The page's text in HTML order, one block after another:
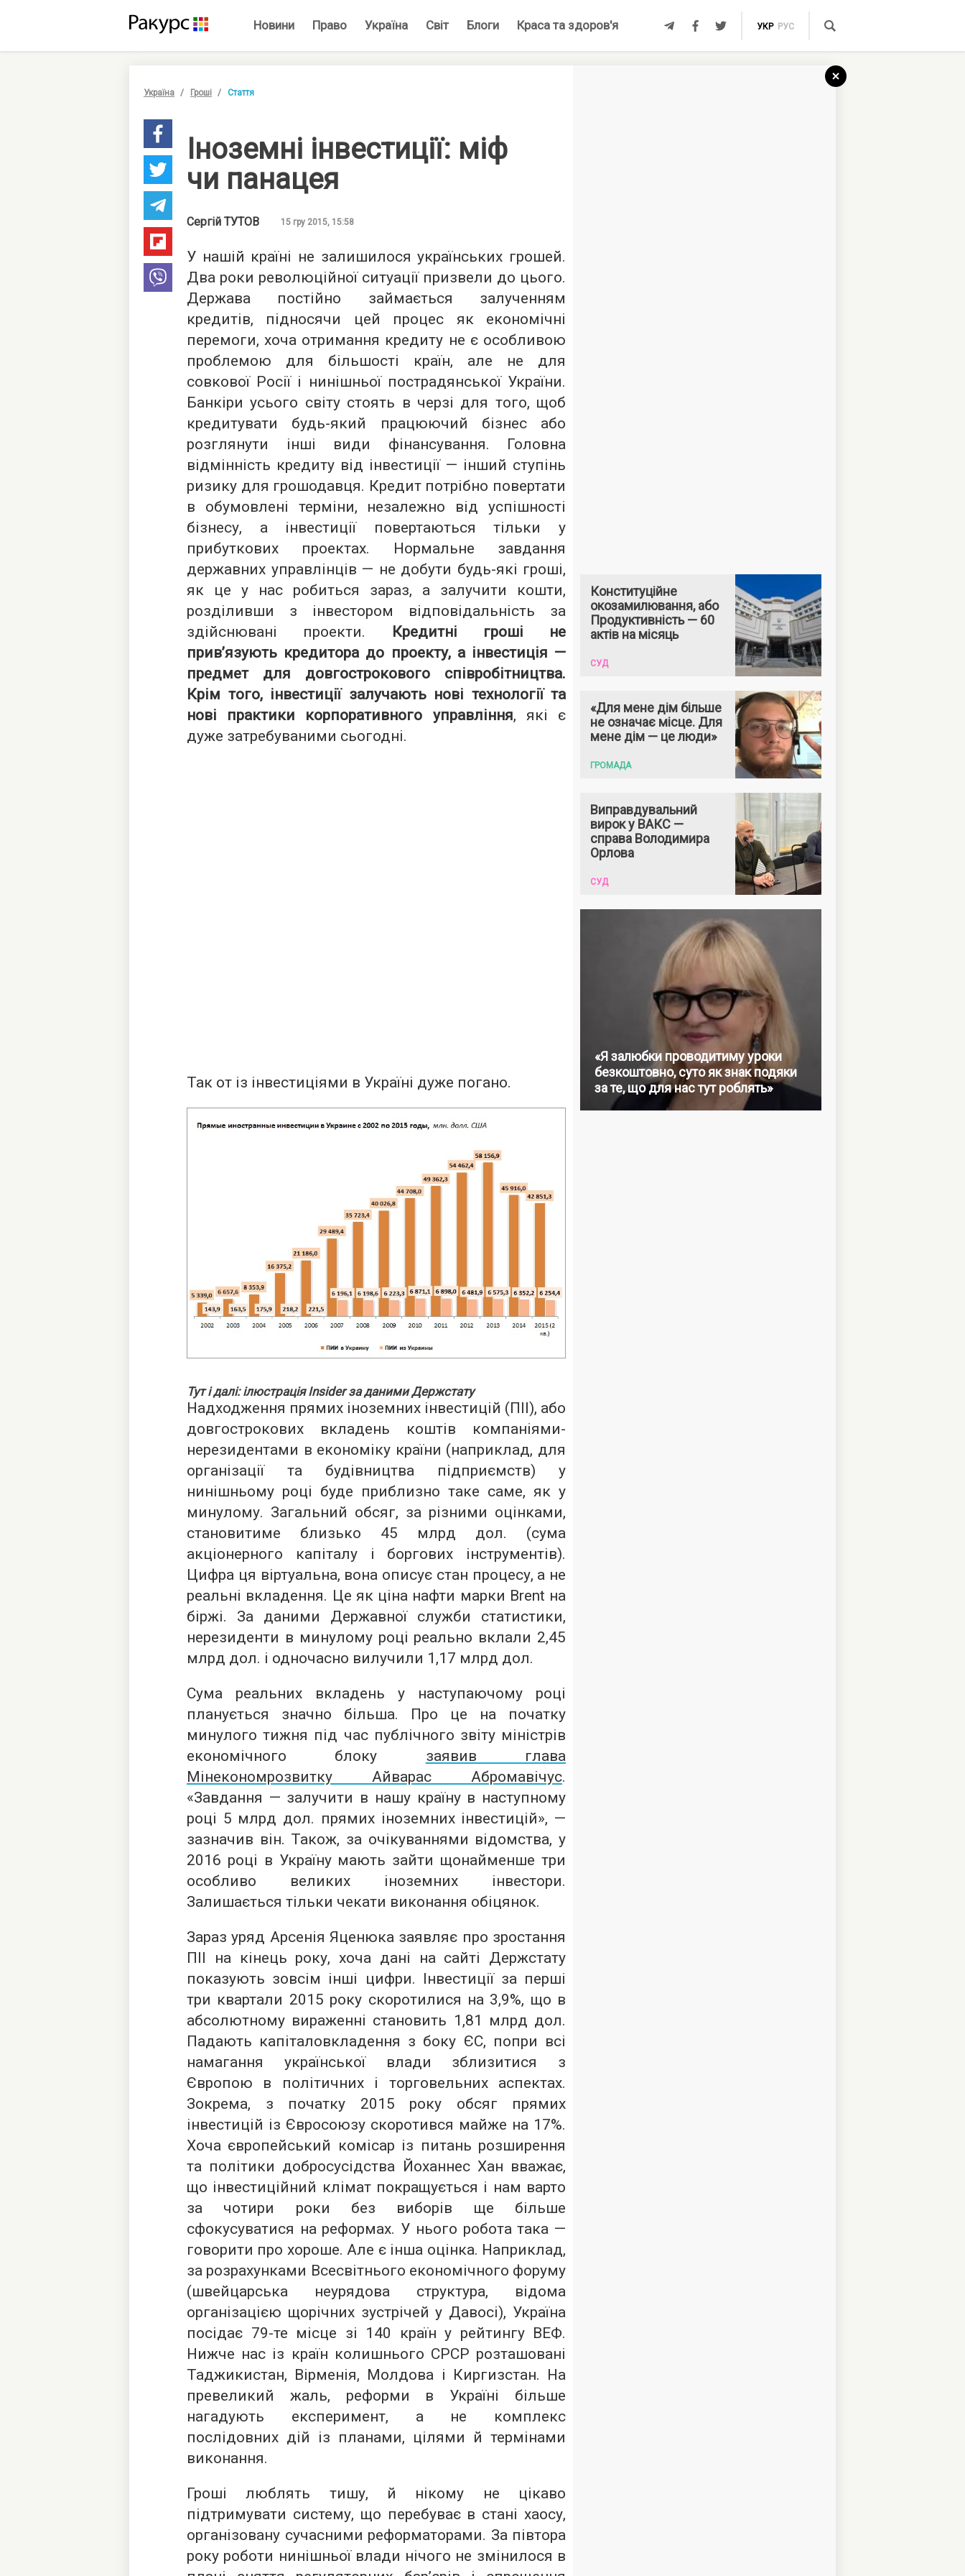
Новини Право Україна Світ Блоги Краса та здоров'я УКР РУС
Україна Гроші Стаття
Іноземні інвестиції: міф
чи панацея
Сергій ТУТОВ 15 гру 2015, 15:58
У нашій країні не залишилося українських грошей.
Два роки революційної ситуації призвели до цього.
Держава постійно займається залученням
кредитів, підносячи цей процес як економічні
перемоги, хоча отримання кредиту не є особливою
проблемою для більшості країн, але не для
совкової Росії і нинішньої пострадянської України.
Банкіри усього світу стоять в черзі для того, щоб
кредитувати будь-який працюючий бізнес або
розглянути інші види фінансування. Головна
відмінність кредиту від інвестиції — інший ступінь
ризику для грошодавця. Кредит потрібно повертати
в обумовлені терміни, незалежно від успішності
бізнесу, а інвестиції повертаються тільки у
прибуткових проектах. Нормальне завдання
державних управлінців — не добути будь-які гроші,
як це у нас робиться зараз, а залучити кошти,
розділивши з інвестором відповідальність за
здійснювані проекти.
Кредитні гроші не
прив’язують кредитора до проекту, а інвестиція —
предмет для довгострокового співробітництва.
Крім того, інвестиції залучають нові технології та
нові практики корпоративного управління, які є
дуже затребуваними сьогодні.
Так от із інвестиціями в Україні дуже погано.
Тут і далі: ілюстраціяInsiderза даними Держстату
Надходження прямих іноземних інвестицій (ПІІ), або
довгострокових вкладень коштів компаніями-
нерезидентами в економіку країни (наприклад, для
організації та будівництва підприємств) у
нинішньому році буде приблизно таке саме, як у
минулому. Загальний обсяг, за різними оцінками,
становитиме близько 45 млрд дол. (сума
акціонерного капіталу і боргових інструментів).
Цифра ця віртуальна, вона описує стан процесу, а не
реальні вкладення. Це як ціна нафти марки Brent на
біржі. За даними Державної служби статистики,
нерезиденти в минулому році реально вклали 2,45
млрд дол. і одночасно вилучили 1,17 млрд дол.
Сума реальних вкладень у наступаючому році
планується значно більша. Про це на початку
минулого тижня під час публічного звіту міністрів
економічного блоку заявив глава
Мінекономрозвитку Айварас Абромавічус.
«Завдання — залучити в нашу країну в наступному
році 5 млрд дол. прямих іноземних інвестицій», —
зазначив він. Також, за очікуваннями відомства, у
2016 році в Україну мають зайти щонайменше три
особливо великих іноземних інвестори.
Залишається тільки чекати виконання обіцянок.
Зараз уряд Арсенія Яценюка заявляє про зростання
ПІІ на кінець року, хоча дані на сайті Держстату
показують зовсім інші цифри. Інвестиції за перші
три квартали 2015 року скоротилися на 3,9%, що в
абсолютному вираженні становить 1,81 млрд дол.
Падають капіталовкладення з боку ЄС, попри всі
намагання української влади зблизитися з
Європою в політичних і торговельних аспектах.
Зокрема, з початку 2015 року обсяг прямих
інвестицій із Євросоюзу скоротився майже на 17%.
Хоча європейський комісар із питань розширення
та політики добросусідства Йоханнес Хан вважає,
що інвестиційний клімат покращується і нам варто
за чотири роки без виборів ще більше
сфокусуватися на реформах. У нього робота така —
говорити про хороше. Але є інша оцінка. Наприклад,
за розрахунками Всесвітнього економічного форуму
(швейцарська неурядова структура, відома
організацією щорічних зустрічей у Давосі), Україна
посідає 79-те місце зі 140 країн у рейтингу ВЕФ.
Нижче нас із країн колишнього СРСР розташовані
Таджикистан, Вірменія, Молдова і Киргизстан. На
превеликий жаль, реформи в Україні більше
нагадують експеримент, а не комплекс
послідовних дій із планами, цілями й термінами
виконання.
Гроші люблять тишу, й нікому не цікаво
підтримувати систему, що перебуває в стані хаосу,
організовану сучасними реформаторами. За півтора
року роботи нинішньої влади нічого не змінилося в
Конституційне
окозамилювання, або
Продуктивність — 60
актів на місяць
СУД
«Для мене дім більше
не означає місце. Для
мене дім — це люди»
ГРОМАДА
Виправдувальний
вирок у ВАКС —
справа Володимира
Орлова
СУД
«Я залюбки проводитиму уроки
безкоштовно, суто як знак подяки
за те, що для нас тут роблять»